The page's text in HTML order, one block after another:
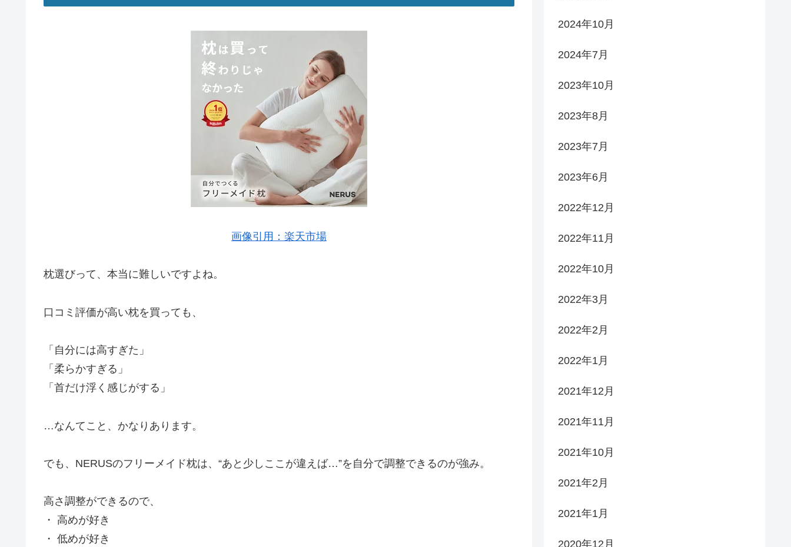
画像引用：楽天市場
枕選びって、本当に難しいですよね。
口コミ評価が高い枕を買っても、
「自分には高すぎた」
「柔らかすぎる」
「首だけ浮く感じがする」
…なんてこと、かなりあります。
でも、NERUSのフリーメイド枕は、“あと少しここが違えば…”を自分で調整できるのが強み。
高さ調整ができるので、
・ 高めが好き
・ 低めが好き
2024年10月
2024年7月
2023年10月
2023年8月
2023年7月
2023年6月
2022年12月
2022年11月
2022年10月
2022年3月
2022年2月
2022年1月
2021年12月
2021年11月
2021年10月
2021年2月
2021年1月
2020年12月